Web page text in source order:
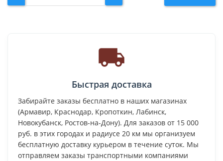
Быстрая доставка
Забирайте заказы бесплатно в наших магазинах
(Армавир, Краснодар, Кропоткин, Лабинск,
Новокубанск, Ростов-на-Дону). Для заказов от 15 000
руб. в этих городах и радиусе 20 км мы организуем
бесплатную доставку курьером в течение суток. Мы
отправляем заказы транспортными компаниями